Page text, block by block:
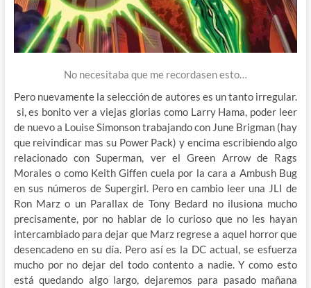
No necesitaba que me recordasen esto…
Pero nuevamente la selección de autores es un tanto irregular.
si, es bonito ver a viejas glorias como Larry Hama, poder leer
de nuevo a Louise Simonson trabajando con June Brigman (hay
que reivindicar mas su Power Pack) y encima escribiendo algo
relacionado con Superman, ver el Green Arrow de Rags
Morales o como Keith Giffen cuela por la cara a Ambush Bug
en sus números de Supergirl. Pero en cambio leer una JLI de
Ron Marz o un Parallax de Tony Bedard no ilusiona mucho
precisamente, por no hablar de lo curioso que no les hayan
intercambiado para dejar que Marz regrese a aquel horror que
desencadeno en su día. Pero así es la DC actual, se esfuerza
mucho por no dejar del todo contento a nadie. Y como esto
está quedando algo largo, dejaremos para pasado mañana